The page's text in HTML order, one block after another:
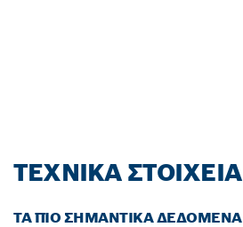
ΤΕΧΝΙΚΆ ΣΤΟΙΧΕΊΑ
ΤΑ ΠΙΟ ΣΗΜΑΝΤΙΚΆ ΔΕΔΟΜΈΝΑ